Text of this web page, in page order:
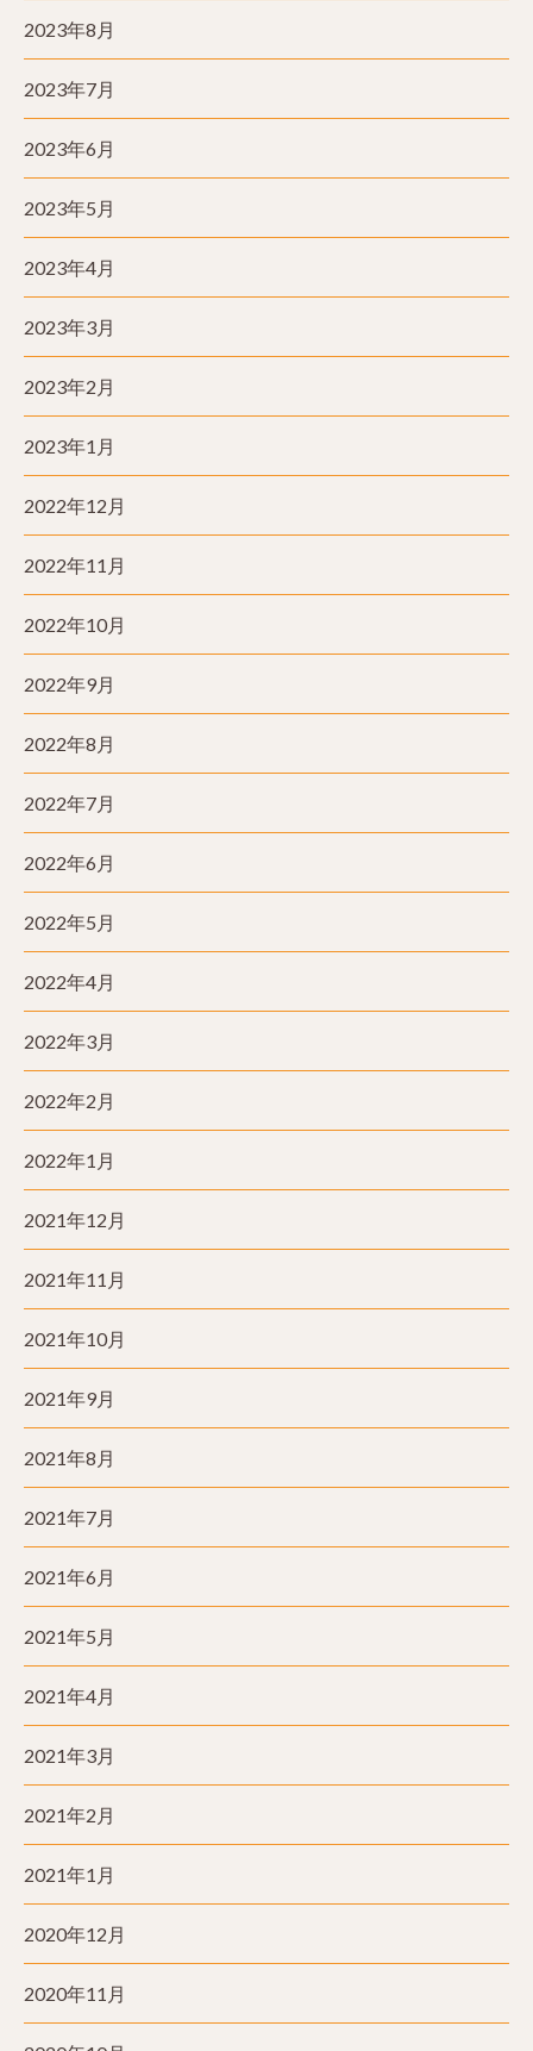
2023年8月
2023年7月
2023年6月
2023年5月
2023年4月
2023年3月
2023年2月
2023年1月
2022年12月
2022年11月
2022年10月
2022年9月
2022年8月
2022年7月
2022年6月
2022年5月
2022年4月
2022年3月
2022年2月
2022年1月
2021年12月
2021年11月
2021年10月
2021年9月
2021年8月
2021年7月
2021年6月
2021年5月
2021年4月
2021年3月
2021年2月
2021年1月
2020年12月
2020年11月